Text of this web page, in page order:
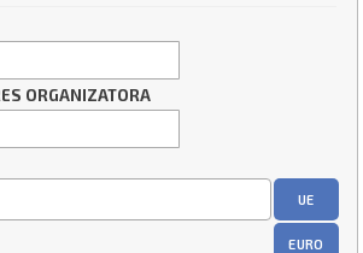
ORGANIZATORA
UE
EURO